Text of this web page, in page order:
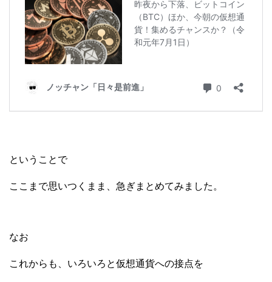
ということで
ここまで思いつくまま、急ぎまとめてみました。
なお
これからも、いろいろと仮想通貨への接点を